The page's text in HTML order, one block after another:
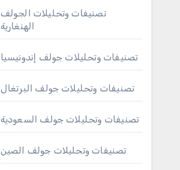
تصنيفات وتحليلات الجولف
الهنغارية
تصنيفات وتحليلات جولف إندونيسيا
تصنيفات وتحليلات جولف البرتغال
تصنيفات وتحليلات جولف السعودية
تصنيفات وتحليلات جولف الصين